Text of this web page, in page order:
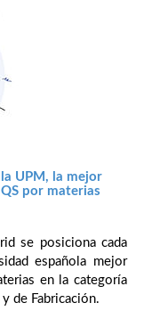
UPM, la mejor
por materias
se posiciona cada
española mejor
en la categoría
de Fabricación.